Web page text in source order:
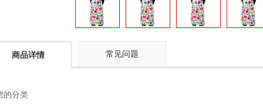
商品详情 常见问题
的分类